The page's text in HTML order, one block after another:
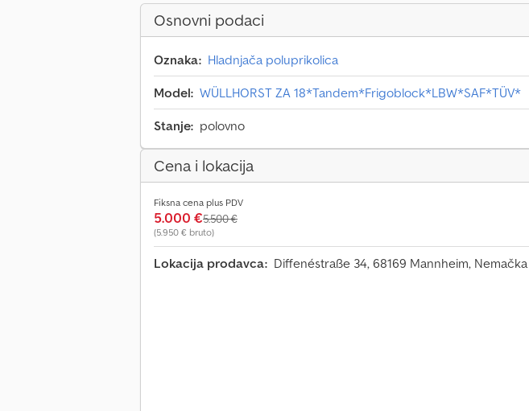
Osnovni podaci
Oznaka: Hladnjača poluprikolica
Model: WÜLLHORST ZA 18*Tandem*Frigoblock*LBW*SAF*TÜV*
Stanje: polovno
Cena i lokacija
Fiksna cena plus PDV
5.000 €5.500 €
(5.950 € bruto)
Lokacija prodavca: Diffenéstraße 34, 68169 Mannheim, Nemačka